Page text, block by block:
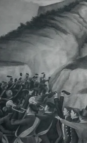
wahrheit
verlag
veranstaltungen
shop
fragen & hilfe